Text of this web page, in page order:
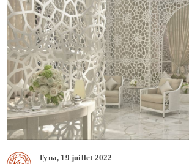
Tyna, 19 juillet 2022